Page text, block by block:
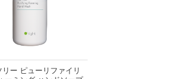
リー ピューリファイリ